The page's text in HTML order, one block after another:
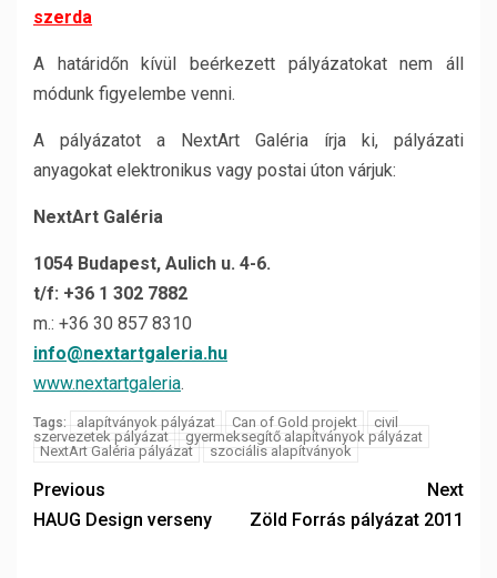
szerda
A határidőn kívül beérkezett pályázatokat nem áll
módunk figyelembe venni.
A pályázatot a NextArt Galéria írja ki, pályázati
anyagokat elektronikus vagy postai úton várjuk:
NextArt Galéria
1054 Budapest, Aulich u. 4-6.
t/f: +36 1 302 7882
m.: +36 30 857 8310
info@nextartgaleria.hu
www.nextartgaleria.
Tags: alapítványok pályázat Can of Gold projekt
civil
szervezetek pályázat
gyermeksegítő alapítványok pályázat
NextArt Galéria pályázat
szociális alapítványok
Previous
HAUG Design verseny
Next
Zöld Forrás pályázat 2011